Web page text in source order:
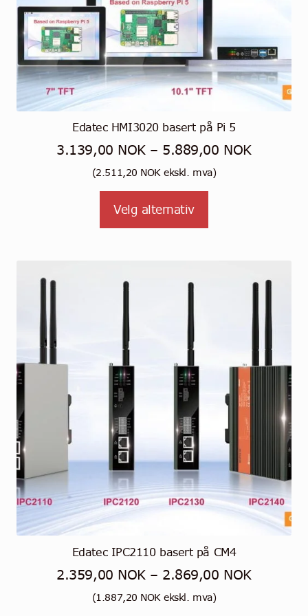
Edatec HMI3020 basert på Pi 5
3.139,00 NOK – 5.889,00 NOK
(2.511,20 NOKekskl. mva)
Velg alternativ
Alternativene
produktsiden
Edatec IPC2110 basert på CM4
2.359,00 NOK – 2.869,00 NOK
(1.887,20 NOKekskl. mva)